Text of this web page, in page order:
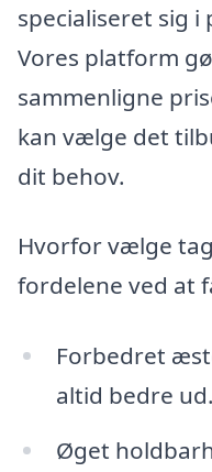
specialiseret sig
Vores platform
sammenligne
kan vælge det
dit behov.
Hvorfor vælge
fordelene ved at
Forbedret
altid bedre ud.
Øget